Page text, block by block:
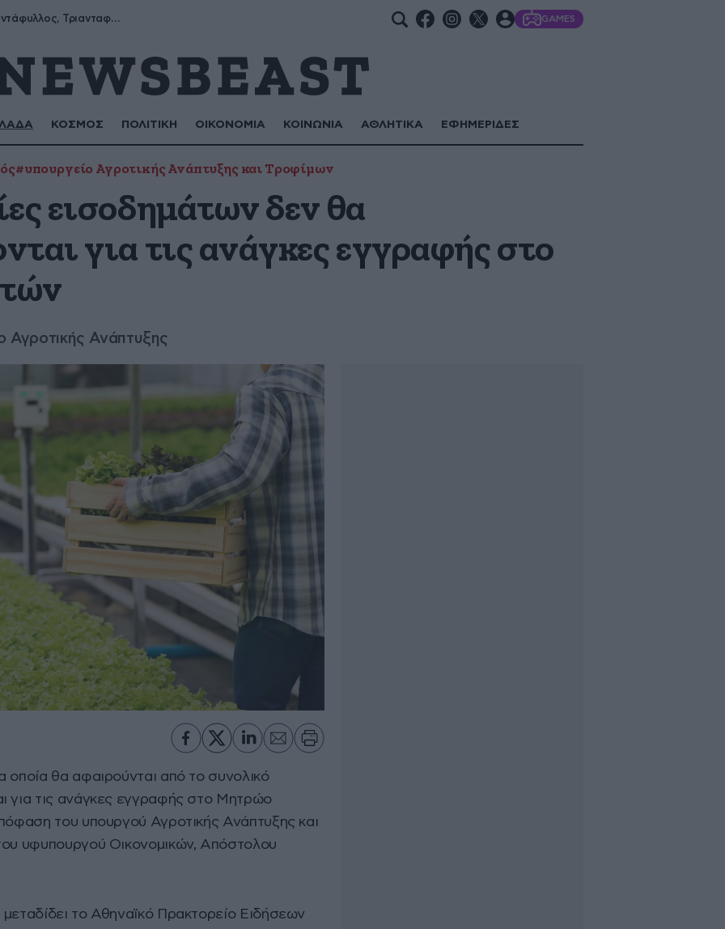
Μύρων, Τριαντάφυλλος, Τριανταφυλλιά, Φυλλιώ, Ρόζα GAMES
ΚΟΣΜΟΣ ΠΟΛΙΤΙΚΗ ΟΙΚΟΝΟΜΙΑ ΚΟΙΝΩΝΙΑ ΑΘΛΗΤΙΚΑ ΕΦΗΜΕΡΙΔΕΣ
#υπουργείο Αγροτικής Ανάπτυξης και Τροφίμων
εισοδημάτων δεν θα
για τις ανάγκες εγγραφής στο
Αγροτικής Ανάπτυξης
οποία θα αφαιρούνται από το συνολικό
για τις ανάγκες εγγραφής στο Μητρώο
του υπουργού Αγροτικής Ανάπτυξης και
υφυπουργού Οικονομικών, Απόστολου
το Αθηναϊκό Πρακτορείο Ειδήσεων